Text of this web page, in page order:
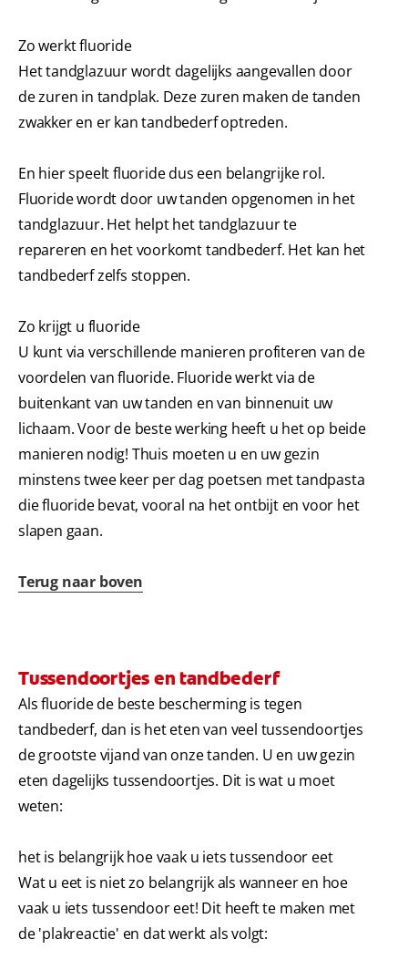
Zo werkt fluoride
Het tandglazuur wordt dagelijks aangevallen door
de zuren in tandplak. Deze zuren maken de tanden
zwakker en er kan tandbederf optreden.
En hier speelt fluoride dus een belangrijke rol.
Fluoride wordt door uw tanden opgenomen in het
tandglazuur. Het helpt het tandglazuur te
repareren en het voorkomt tandbederf. Het kan het
tandbederf zelfs stoppen.
Zo krijgt u fluoride
U kunt via verschillende manieren profiteren van de
voordelen van fluoride. Fluoride werkt via de
buitenkant van uw tanden en van binnenuit uw
lichaam. Voor de beste werking heeft u het op beide
manieren nodig! Thuis moeten u en uw gezin
minstens twee keer per dag poetsen met tandpasta
die fluoride bevat, vooral na het ontbijt en voor het
slapen gaan.
Terug naar boven
Tussendoortjes en tandbederf
Als fluoride de beste bescherming is tegen
tandbederf, dan is het eten van veel tussendoortjes
de grootste vijand van onze tanden. U en uw gezin
eten dagelijks tussendoortjes. Dit is wat u moet
weten:
het is belangrijk hoe vaak u iets tussendoor eet
Wat u eet is niet zo belangrijk als wanneer en hoe
vaak u iets tussendoor eet! Dit heeft te maken met
de 'plakreactie' en dat werkt als volgt: